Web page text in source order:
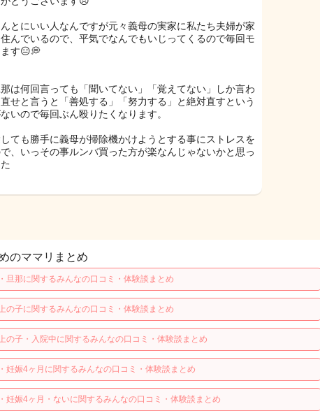
とにいい人なんですが元々義母の実家に私たち夫婦が家
んでいるので、平気でなんでもいじってくるので毎回モ
す😑💭
は何回言っても「聞いてない」「覚えてない」しか言わ
せと言うと「善処する」「努力する」と絶対直すという
いので毎回ぶん殴りたくなります。
ても勝手に義母が掃除機かけようとする事にストレスを
、いっその事ルンバ買った方が楽なんじゃないかと思っ
のママリまとめ
旦那に関するみんなの口コミ・体験談まとめ
の子に関するみんなの口コミ・体験談まとめ
の子・入院中に関するみんなの口コミ・体験談まとめ
妊娠4ヶ月に関するみんなの口コミ・体験談まとめ
妊娠4ヶ月・ないに関するみんなの口コミ・体験談まとめ